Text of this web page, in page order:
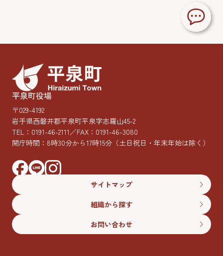
平泉町役場
〒029-4192
岩手県西磐井郡平泉町平泉字志羅山45-2
TEL： 0191-46-2111／FAX：0191-46-3080
開庁時間：8時30分から17時15分 （土日祝日・年末年始は除く）
サイトマップ
組織から探す
お問い合わせ